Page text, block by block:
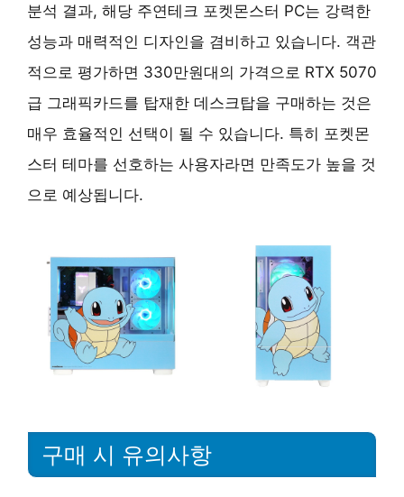
분석 결과, 해당 주연테크 포켓몬스터 PC는 강력한
성능과 매력적인 디자인을 겸비하고 있습니다. 객관
적으로 평가하면 330만원대의 가격으로 RTX 5070
급 그래픽카드를 탑재한 데스크탑을 구매하는 것은
매우 효율적인 선택이 될 수 있습니다. 특히 포켓몬
스터 테마를 선호하는 사용자라면 만족도가 높을 것
으로 예상됩니다.
구매 시 유의사항